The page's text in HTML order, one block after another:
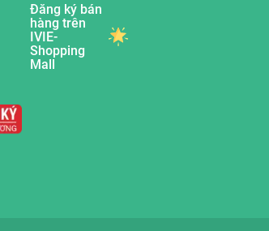
Đăng ký bán
hàng trên
IVIE-
Shopping
Mall